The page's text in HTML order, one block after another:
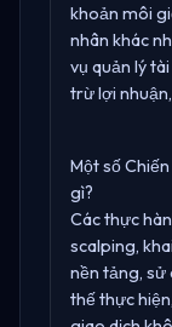
khoản môi
nhân khác
vụ quản lý
trừ lợi
Một số
gì?
Các thực
scalping,
nền tảng, sử
thế thực